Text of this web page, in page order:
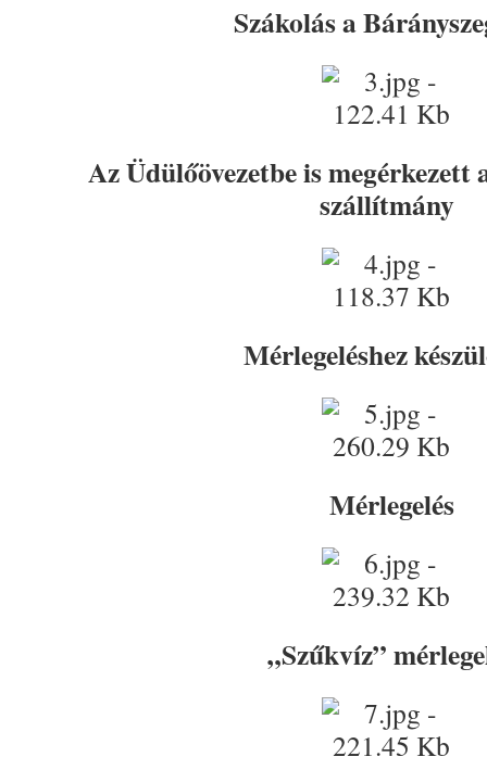
Szákolás a
Az Üdülőövezetbe is
szállítmány
Mérlegeléshez
Mérlegelés
„Szűkvíz”